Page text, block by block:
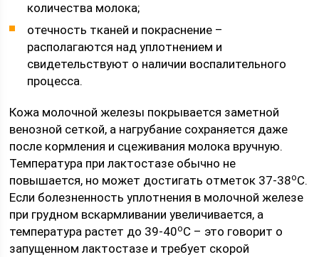
количества молока;
отечность тканей и покраснение –
располагаются над уплотнением и
свидетельствуют о наличии воспалительного
процесса.
Кожа молочной железы покрывается заметной
венозной сеткой, а нагрубание сохраняется даже
после кормления и сцеживания молока вручную.
Температура при лактостазе обычно не
повышается, но может достигать отметок 37-38оС.
Если болезненность уплотнения в молочной железе
при грудном вскармливании увеличивается, а
температура растет до 39-40оС – это говорит о
запущенном лактостазе и требует скорой